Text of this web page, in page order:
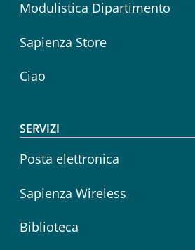
Modulistica Dipartimento
Sapienza Store
Ciao
SERVIZI
Posta elettronica
Sapienza Wireless
Biblioteca